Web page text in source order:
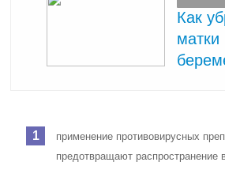
Как
матки
применение противовирусных
предотвращают распространение